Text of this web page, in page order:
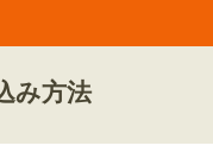
み方法